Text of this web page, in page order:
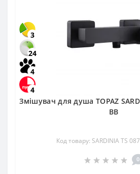
3
24
4
4
Змішувач для душа TOPAZ
BB
Код товару: SARDINIA TS
0